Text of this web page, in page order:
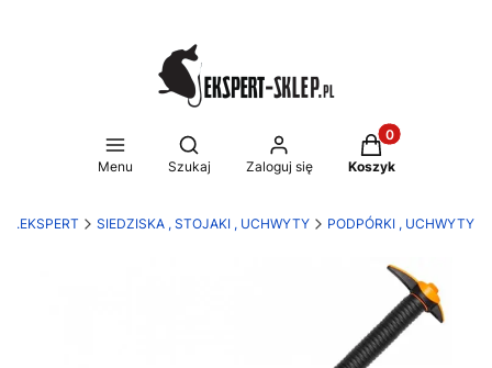
Menu
Otwórz wyszukiwarkę
Szukaj Zaloguj się
Produkty w
Koszyk
SIEDZISKA , STOJAKI , UCHWYTY PODPÓRKI , UCHWYTY